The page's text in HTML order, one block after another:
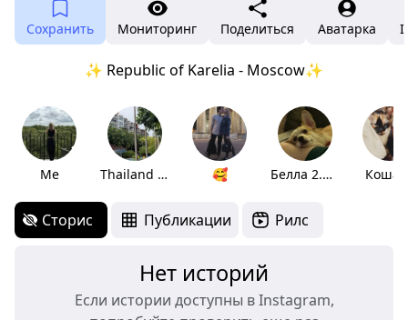
Сохранить Мониторинг Поделиться Аватарка
✨ Republic of Karelia - Moscow✨
Me Thailand 🇹🇭 🥰 Белла 2.0 ❤️
Сторис Публикации Рилс
Нет историй
Если истории доступны в Instagram,